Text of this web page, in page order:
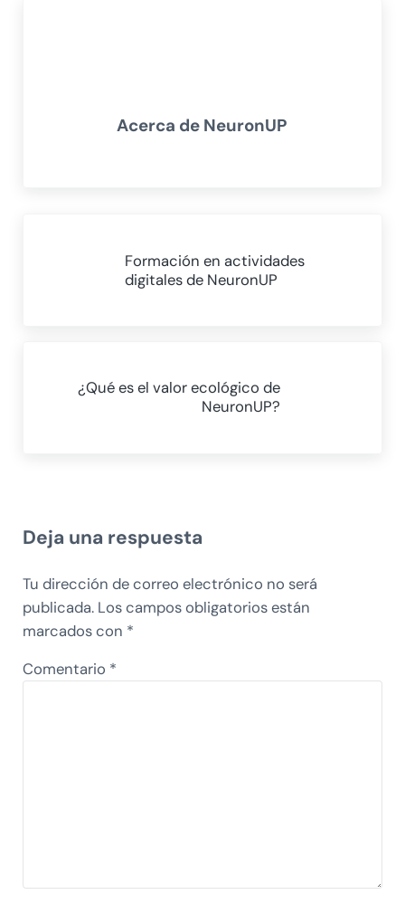
Acerca de NeuronUP
Formación en actividades
digitales de NeuronUP
¿Qué es el valor ecológico de
NeuronUP?
Deja una respuesta
Tu dirección de correo electrónico no será
publicada. Los campos obligatorios están
marcados con *
Comentario *